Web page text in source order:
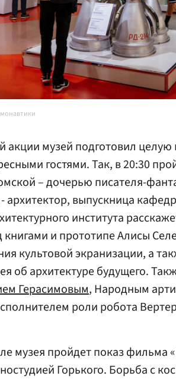
акции музей подготовил целую
гостями. Так, в 20:30
– дочерью писателя-
архитектор, выпускница
института
книгами и прототипе Алисы
культовой экранизации, а
об архитектуре будущего.
Герасимовым, Народным
роли робота
музея пройдет показ фильма
Горького. Борьба с